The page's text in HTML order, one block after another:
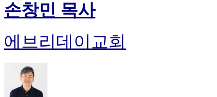
손창민 목사
에브리데이교회